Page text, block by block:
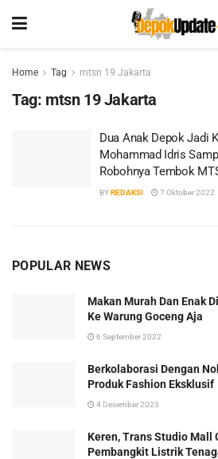
Home Tag mtsn 19 Jakarta
Tag: mtsn 19 Jakarta
Dua Anak Depok Jadi
Mohammad Idris
Robohnya Tembok
BYREDAKSI 7 Oktober 2022
POPULAR NEWS
Makan Murah Dan Enak
Ke Warung Goceng Aja
6 September 2022
Berkolaborasi Dengan
Produk Fashion Eksklusif
4 Desember 2023
Keren, Trans Studio Mall
Pembangkit Listrik